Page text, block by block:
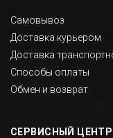
Самовывоз
Доставка курьером
Доставка
Способы оплаты
Обмен и возврат
СЕРВИСНЫЙ ЦЕНТР